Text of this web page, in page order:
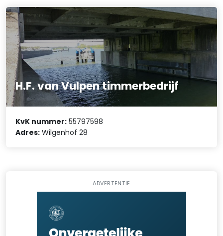
H.F. van Vulpen timmerbedrijf
KvK nummer: 55797598
Adres: Wilgenhof 28
ADVERTENTIE